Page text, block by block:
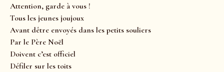
Attention, garde à vous !
Tous les jeunes joujoux
Avant dêtre envoyés dans les petits souliers
Par le Père Noël
Doivent c’est officiel
Défiler sur les toits